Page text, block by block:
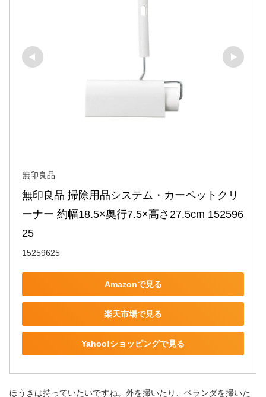
無印良品
無印良品 掃除用品システム・カーペットクリ
ーナー 約幅18.5×奥行7.5×高さ27.5cm 152596
25
15259625
Amazonで見る
楽天市場で見る
Yahoo!ショッピングで見る
ほうきは持っていたいですね。外を掃いたり、ベランダを掃いた